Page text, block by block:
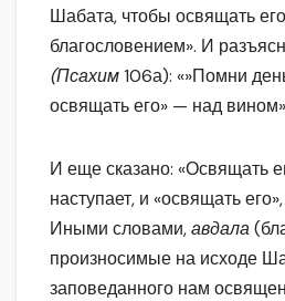
Шабата, чтобы освящать
благословением». И
(Псахим106а): «»Помни
освящать его» — над
И еще сказано: «Освящать
наступает, и «освящать
Иными словами,авдала
произносимые на исходе
заповеданного нам